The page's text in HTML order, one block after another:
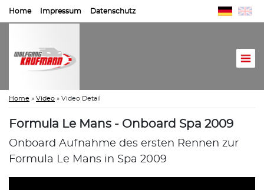
Home Impressum Datenschutz
Home » Video » Video Detail
Formula Le Mans - Onboard Spa 2009
Onboard Aufnahme des ersten Rennen zur
Formula Le Mans in Spa 2009